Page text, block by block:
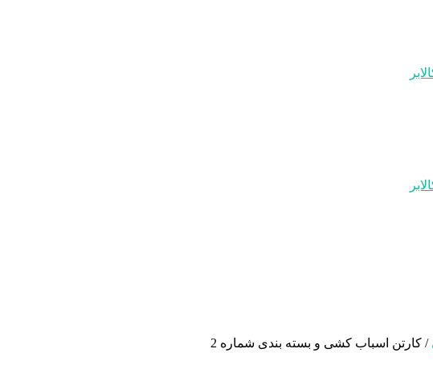
/ کارتن اسباب کشی و بسته بندی شماره 2